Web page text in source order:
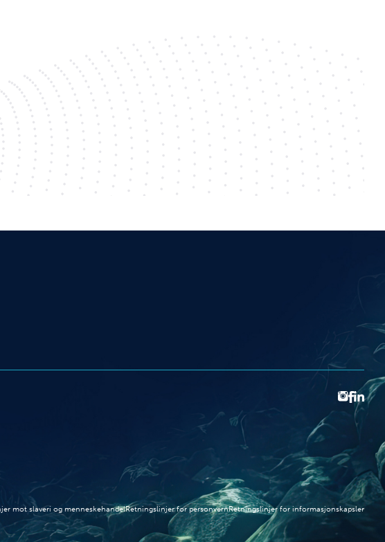
mot slaveri og menneskehandelRetningslinjer for personvernRetningslinjer for informasjonskapsler